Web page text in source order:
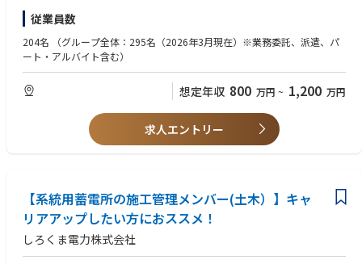
・関係各所（電力会社・行政など）との協議・書類対応
・現場の安全文化醸成、およびリスク管理の徹底 等
【歓迎条件】
・屋内線（電設）工事の施工管理経験
・重電工事（GIS・Tr輸送・据付）の施工管理経験
・太陽光発電所の施工管理経験
・技術士（電気電子）
従業員数
204名
（グループ全体：295名（2026年3月現在）※業務委託、派遣、パ
ート・アルバイト含む）
想定年収 800 万円 ~ 1,200 万円
求人エントリー
【系統用蓄電所の施工管理メンバー(土木）】キャ
リアアップしたい方におススメ！
しろくま電力株式会社